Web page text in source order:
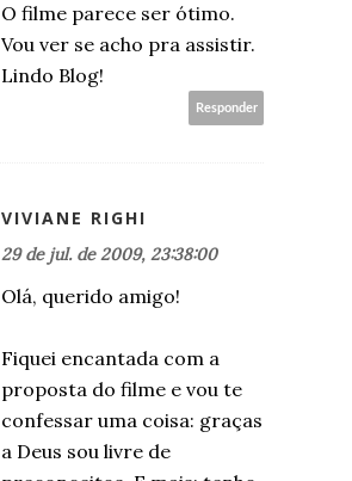
O filme parece ser ótimo.
Vou ver se acho pra assistir.
Lindo Blog!
Responder
VIVIANE RIGHI
29 de jul. de 2009, 23:38:00
Olá, querido amigo!
Fiquei encantada com a
proposta do filme e vou te
confessar uma coisa: graças
a Deus sou livre de